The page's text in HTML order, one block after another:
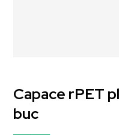
Capace rPET
buc